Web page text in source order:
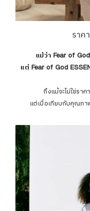
ราค
แม้ว่า Fear of
แต่ Fear of God
ถึงแม้จะไม่ใช่รา
แต่เมื่อเทียบกับคุณภา